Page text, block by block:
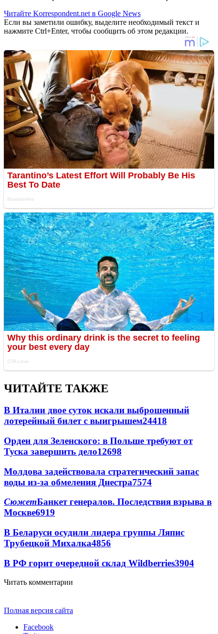
Читайте Korrespondent.net в Google News
Если вы заметили ошибку, выделите необходимый текст и
нажмите Ctrl+Enter, чтобы сообщить об этом редакции.
ЧИТАЙТЕ ТАКЖЕ
В Италии двое суток искали выброшенный
лотерейный билет с выигрышем24418
Орден для Зеленского: в Польше требуют от
Туска завершить дело12698
Молдова задействовала стратегический запас
воды из-за обмеления Днестра7574
СюжетБанкет генералов. Последствия взрыва в
Москве6919
В Беларуси осудили лидера группы Ляпис
Трубецкой Михалка4856
В РФ горит очередной склад Wildberries3904
Читать комментарии
Полная версия сайта
Facebook